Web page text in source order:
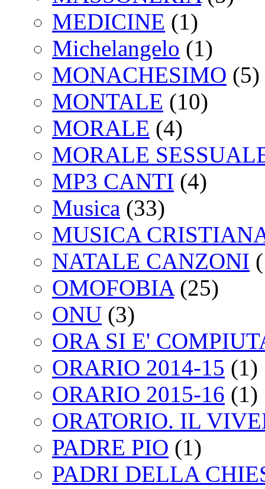
MEDICINE (1)
Michelangelo (1)
MONACHESIMO (5)
MONTALE (10)
MORALE (4)
MORALE
MP3 CANTI (4)
Musica (33)
MUSICA
NATALE CANZONI
OMOFOBIA(25)
ONU (3)
ORA SI E'
ORARIO 2014-15 (1)
ORARIO 2015-16 (1)
ORATORIO. IL
PADRE PIO (1)
PADRI DELLA